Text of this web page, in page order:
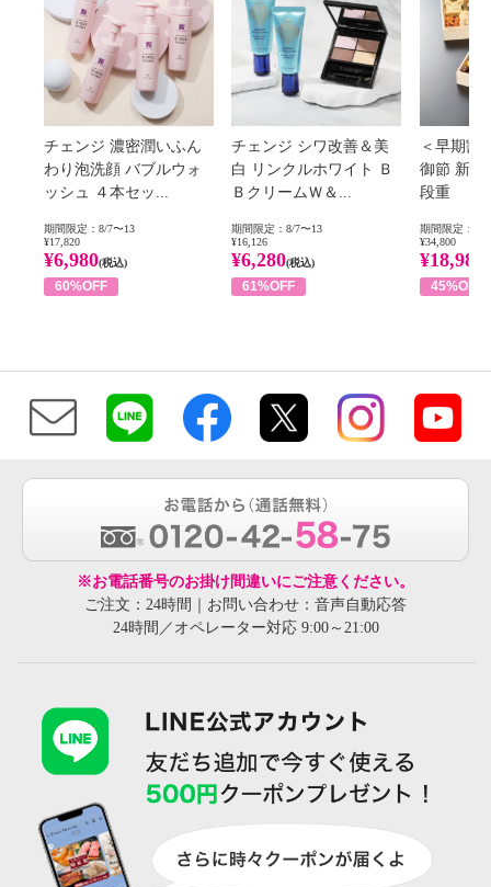
チェンジ 濃密潤いふん
わり泡洗顔 バブルウォ
ッシュ ４本セッ...
期間限定：8/7〜13
¥17,820
¥6,980(税込)
60%OFF
チェンジ シワ改善＆美
白 リンクルホワイト Ｂ
ＢクリームＷ＆...
期間限定：8/7〜13
¥16,126
¥6,280(税込)
61%OFF
＜早期割
御節 新春
段重
期間限定：8/1
¥34,800
¥18,980
45%OFF
※お電話番号のお掛け間違いにご注意ください。
ご注文：24時間｜お問い合わせ：音声自動応答
24時間／オペレーター対応 9:00～21:00